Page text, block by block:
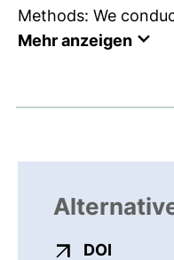
Methods: We
Mehr anzeigen
DOI